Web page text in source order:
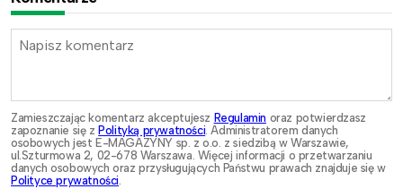
Zamieszczając komentarz akceptujesz Regulamin oraz potwierdzasz
zapoznanie się z Polityką prywatności. Administratorem danych
osobowych jest E-MAGAZYNY sp. z o.o. z siedzibą w Warszawie,
ul.Szturmowa 2, 02-678 Warszawa. Więcej informacji o przetwarzaniu
danych osobowych oraz przysługujących Państwu prawach znajduje się w
Polityce prywatności.